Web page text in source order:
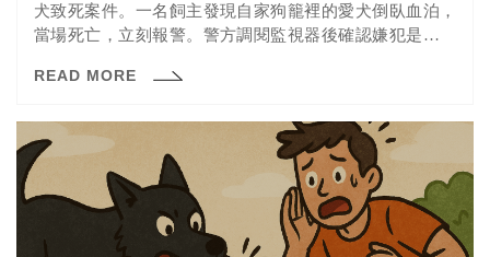
犬致死案件。一名飼主發現自家狗籠裡的愛犬倒臥血泊，
當場死亡，立刻報警。警方調閱監視器後確認嫌犯是住在
叫、影響家中作息，多次反映未果，才失控以鐵管刺殺
READ MORE